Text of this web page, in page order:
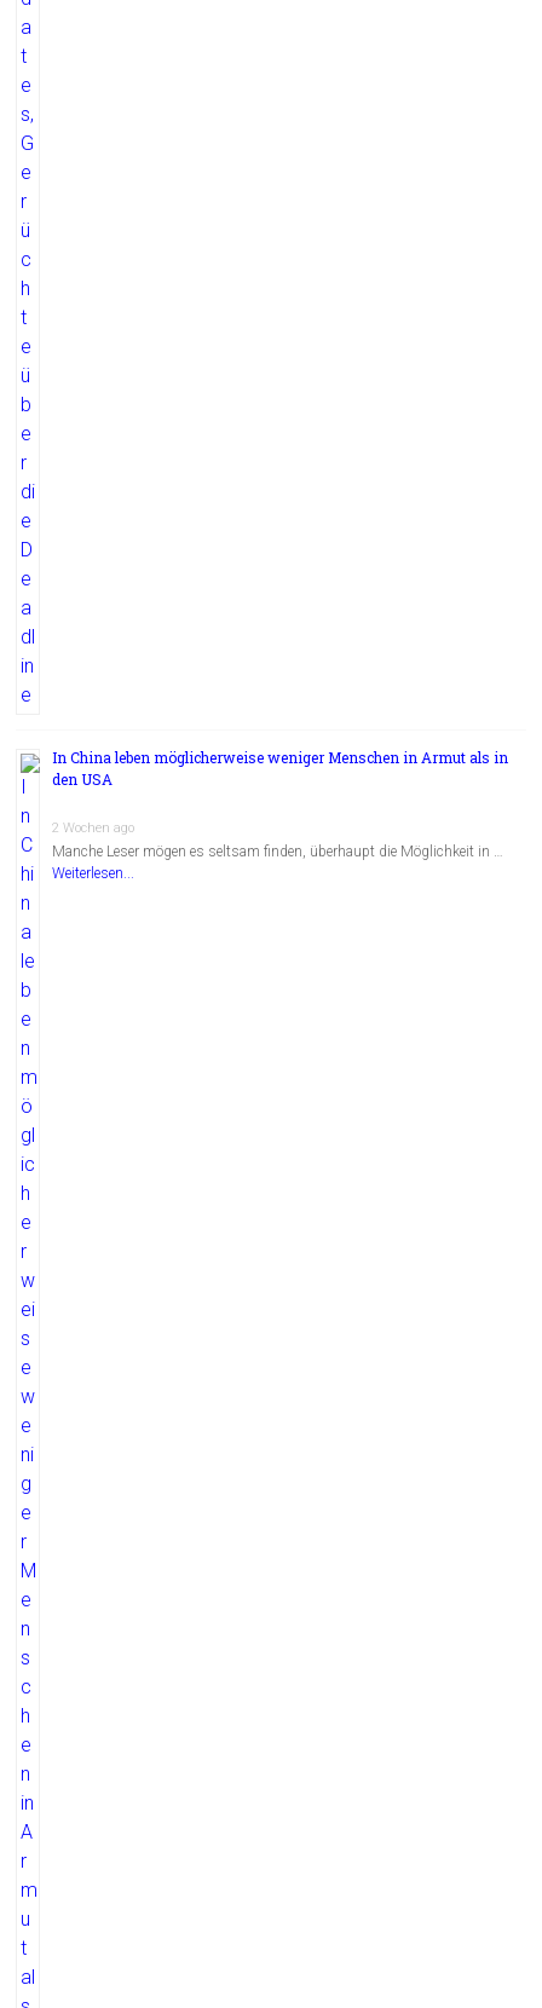
In China leben möglicherweise weniger Menschen in Armut als in
den USA
2 Wochen ago
Manche Leser mögen es seltsam finden, überhaupt die Möglichkeit in …
Weiterlesen...